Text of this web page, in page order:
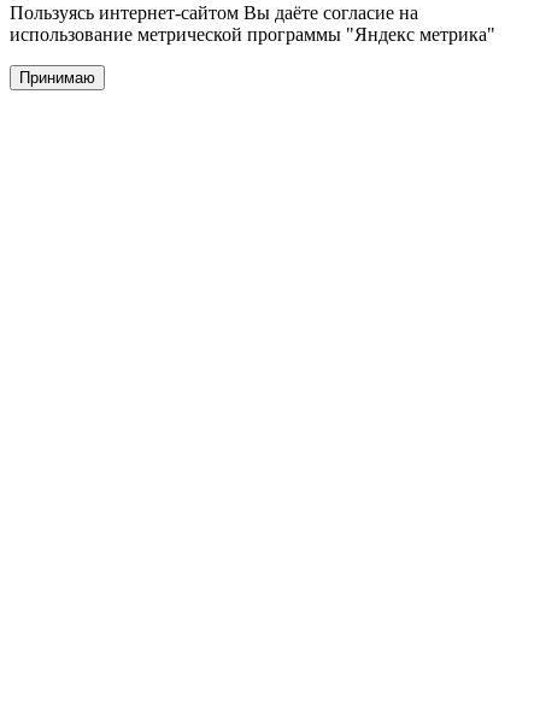
Пользуясь интернет-сайтом Вы даёте согласие на
использование метрической программы "Яндекс метрика"
Принимаю